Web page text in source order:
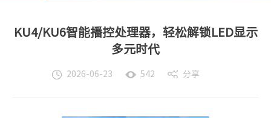
KU4/KU6智能播控处理器，轻松解锁LED显示
多元时代
2026-06-23 542 分享